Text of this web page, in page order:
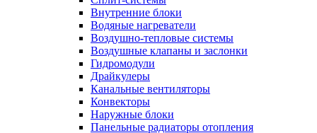
Внутренние блоки
Водяные нагреватели
Воздушно-тепловые системы
Воздушные клапаны и заслонки
Гидромодули
Драйкулеры
Канальные вентиляторы
Конвекторы
Наружные блоки
Панельные радиаторы отопления